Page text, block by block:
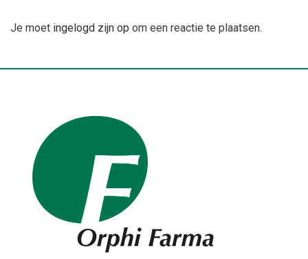
Je moet ingelogd zijn op om een reactie te plaatsen.